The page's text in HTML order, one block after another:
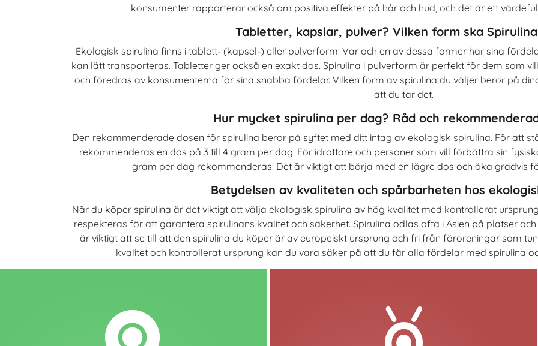
konsumenter rapporterar också om positiva effekter på hår och hud, och det är ett
Tabletter, kapslar, pulver? Vilken form ska
Ekologisk spirulina finns i tablett- (kapsel-) eller pulverform. Var och en av dessa former har sina
kan lätt transporteras. Tabletter ger också en exakt dos. Spirulina i pulverform är perfekt för dem som
och föredras av konsumenterna för sina snabba fördelar. Vilken form av spirulina du väljer beror på
att du tar det.
Hur mycket spirulina per dag? Råd och
Den rekommenderade dosen för spirulina beror på syftet med ditt intag av ekologisk spirulina. För att
rekommenderas en dos på 3 till 4 gram per dag. För idrottare och personer som vill förbättra sin
gram per dag rekommenderas. Det är viktigt att börja med en lägre dos och öka gradvis
Betydelsen av kvaliteten och spårbarheten hos
När du köper spirulina är det viktigt att välja ekologisk spirulina av hög kvalitet med kontrollerat
respekteras för att garantera spirulinans kvalitet och säkerhet. Spirulina odlas ofta i Asien på platser
är viktigt att se till att den spirulina du köper är av europeiskt ursprung och fri från föroreningar som
kvalitet och kontrollerat ursprung kan du vara säker på att du får alla fördelar med spirulina